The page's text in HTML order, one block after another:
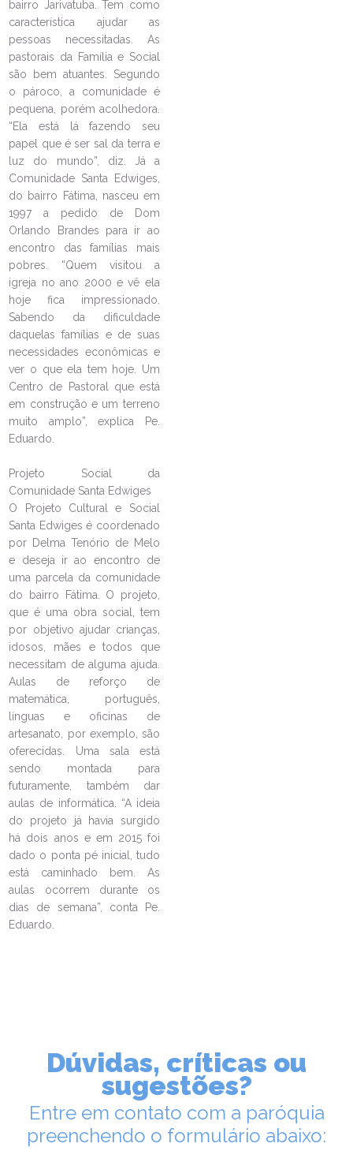
Paróquia São João Batista, no
Fátima, faz a Missa de envio e
reenvio para os líderes da
Pastoral da Criança
20/03/2026 Ouça a notícia
CATEGORIA
Paróquia São João Batista, no
Fátima, faz missão nas casas das
famílias que recebem cesta
06/10/2025 Ouça a notícia
CATEGORIA
LEIA NO DIOCESE INFORMA
Paróquia São João Batista, no
bairro Fátima, realiza Encontro
de Casais com Cristo
Ouça a notícia
CATEGORIA
bairro Jarivatuba. Tem como
característica ajudar as
pessoas necessitadas. As
pastorais da Família e Social
são bem atuantes. Segundo
o pároco, a comunidade é
pequena, porém acolhedora.
“Ela está lá fazendo seu
papel que é ser sal da terra e
luz do mundo”, diz. Já a
Comunidade Santa Edwiges,
do bairro Fátima, nasceu em
1997 a pedido de Dom
Orlando Brandes para ir ao
encontro das famílias mais
pobres. “Quem visitou a
igreja no ano 2000 e vê ela
hoje fica impressionado.
Sabendo da dificuldade
daquelas famílias e de suas
necessidades econômicas e
ver o que ela tem hoje. Um
Centro de Pastoral que está
em construção e um terreno
muito amplo”, explica Pe.
Eduardo.
Projeto Social da
Comunidade Santa Edwiges
O Projeto Cultural e Social
Santa Edwiges é coordenado
por Delma Tenório de Melo
e deseja ir ao encontro de
uma parcela da comunidade
do bairro Fátima. O projeto,
que é uma obra social, tem
por objetivo ajudar crianças,
idosos, mães e todos que
necessitam de alguma ajuda.
Aulas de reforço de
matemática, português,
línguas e oficinas de
artesanato, por exemplo, são
oferecidas. Uma sala está
sendo montada para
futuramente, também dar
aulas de informática. “A ideia
do projeto já havia surgido
há dois anos e em 2015 foi
dado o ponta pé inicial, tudo
está caminhado bem. As
aulas ocorrem durante os
dias de semana”, conta Pe.
Eduardo.
Dúvidas, críticas ou
sugestões?
Entre em contato com a paróquia
preenchendo o formulário abaixo: